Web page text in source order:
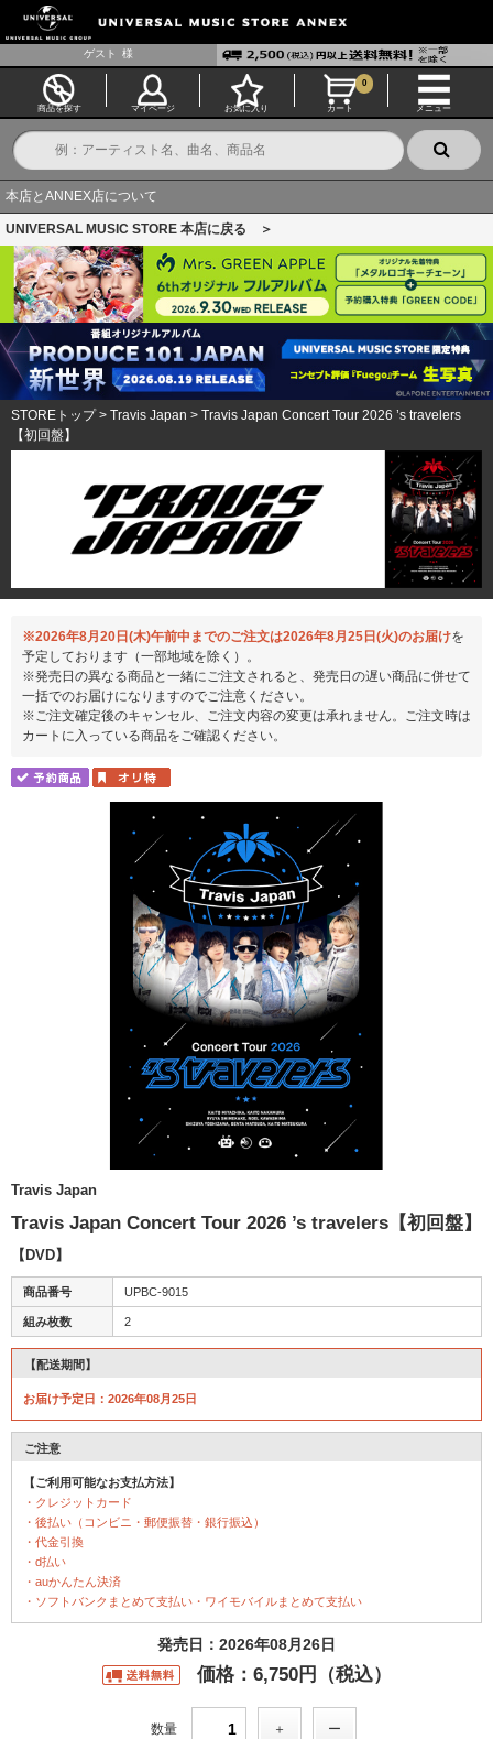
ゲスト 様
商品を探す マイページ お気に入り カート
0
メニュー
本店とANNEX店について
UNIVERSAL MUSIC STORE 本店に戻る ＞
STOREトップ> Travis Japan > Travis Japan Concert Tour 2026 ’s travelers
【初回盤】
※2026年8月20日(木)午前中までのご注文は2026年8月25日(火)のお届けを
予定しております（一部地域を除く）。
※発売日の異なる商品と一緒にご注文されると、発売日の遅い商品に併せて
一括でのお届けになりますのでご注意ください。
※ご注文確定後のキャンセル、ご注文内容の変更は承れません。ご注文時は
カートに入っている商品をご確認ください。
Travis Japan
Travis Japan Concert Tour 2026 ’s travelers【初回盤】
【DVD】
商品番号 UPBC-9015
組み枚数 2
【配送期間】
お届け予定日：2026年08月25日
ご注意
【ご利用可能なお支払方法】
・クレジットカード
・後払い（コンビニ・郵便振替・銀行振込）
・代金引換
・d払い
・auかんたん決済
・ソフトバンクまとめて支払い・ワイモバイルまとめて支払い
発売日：2026年08月26日
価格：6,750円（税込）
数量